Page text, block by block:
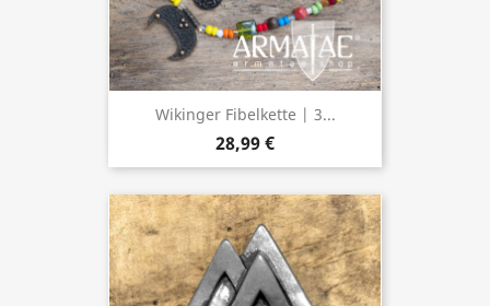
Wikinger Fibelkette | 3...
28,99 €